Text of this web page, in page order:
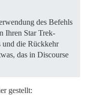
des Befehls
Ihren Star Trek-
und die Rückkehr
das in Discourse
gestellt: